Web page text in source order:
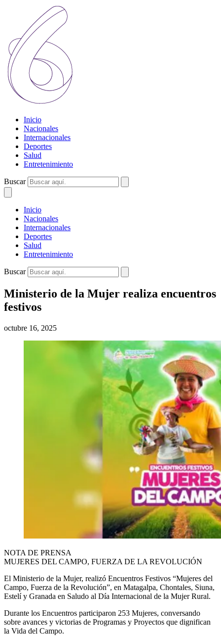
Inicio
Nacionales
Internacionales
Deportes
Salud
Entretenimiento
Buscar
Inicio
Nacionales
Internacionales
Deportes
Salud
Entretenimiento
Buscar
Ministerio de la Mujer realiza encuentros
festivos
octubre 16, 2025
NOTA DE PRENSA
MUJERES DEL CAMPO, FUERZA DE LA REVOLUCIÓN
El Ministerio de la Mujer, realizó Encuentros Festivos “Mujeres del
Campo, Fuerza de la Revolución”, en Matagalpa, Chontales, Siuna,
Estelí y Granada en Saludo al Día Internacional de la Mujer Rural.
Durante los Encuentros participaron 253 Mujeres, conversando
sobre avances y victorias de Programas y Proyectos que dignifican
la Vida del Campo.